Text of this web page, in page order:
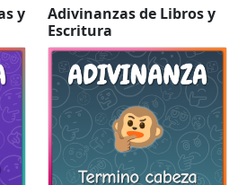
y
Adivinanzas de Libros y
Escritura